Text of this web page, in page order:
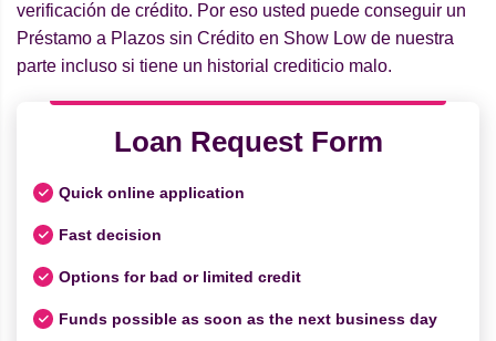
verificación de crédito. Por eso usted puede conseguir un
Préstamo a Plazos sin Crédito en Show Low de nuestra
parte incluso si tiene un historial crediticio malo.
Loan Request Form
Quick online application
Fast decision
Options for bad or limited credit
Funds possible as soon as the next business day